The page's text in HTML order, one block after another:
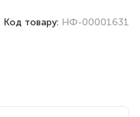
Код товару: НФ-00001631